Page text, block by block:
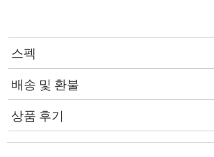
스펙
배송 및 환불
상품 후기